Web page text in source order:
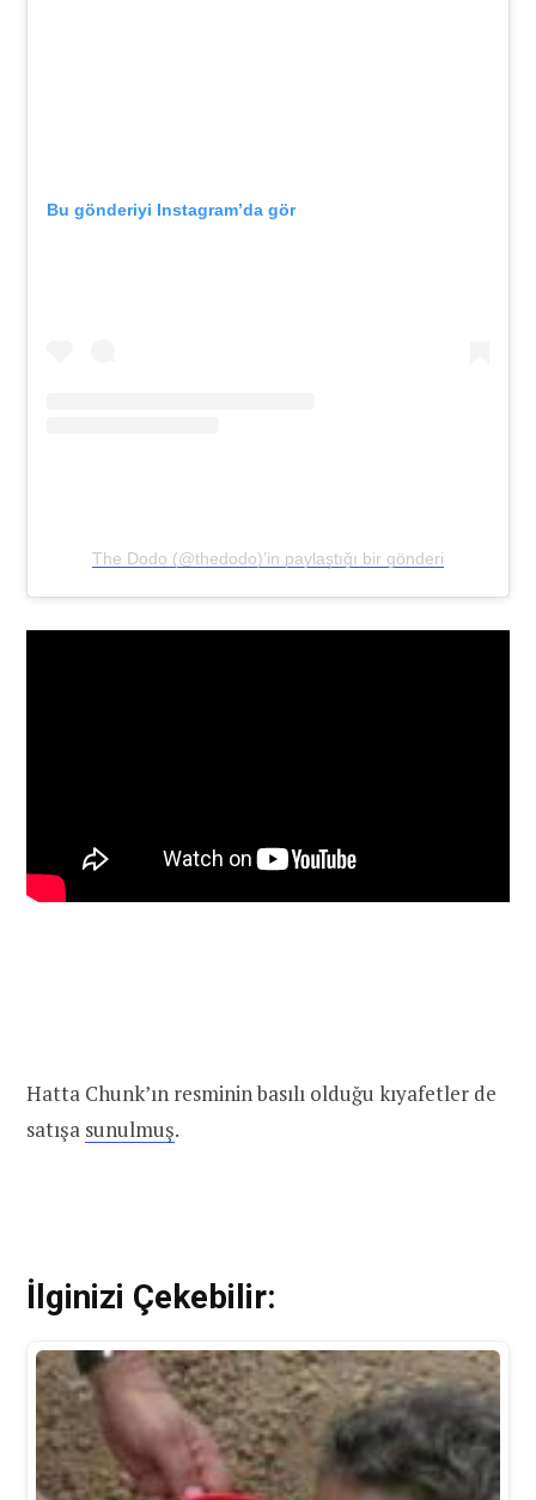
Bu gönderiyi Instagram’da gör
The Dodo (@thedodo)’in paylaştığı bir gönderi
Hatta Chunk’ın resminin basılı olduğu kıyafetler de
satışa sunulmuş.
İlginizi Çekebilir: